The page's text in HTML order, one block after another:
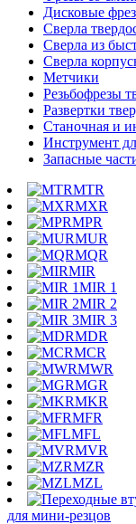
Дисковые
Сверла
Сверла из
Сверла
Метчики
Резьбофрезы
Развертки
Станочная и
Инструмент
Запасные
MTR
MXR
MPR
MUR
MQR
MIR
MIR 1
MIR 2
MIR 3
MDR
MCR
MWR
MGR
MKR
MFR
MFL
MVR
MZR
MZL
для мини-резцов